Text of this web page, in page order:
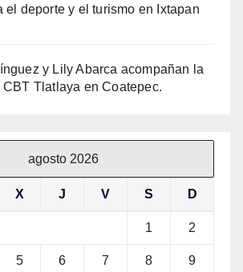
el deporte y el turismo en Ixtapan
y Lily Abarca acompañan la
Tlatlaya en Coatepec.
agosto 2026
X J V S D
1 2
5 6 7 8 9